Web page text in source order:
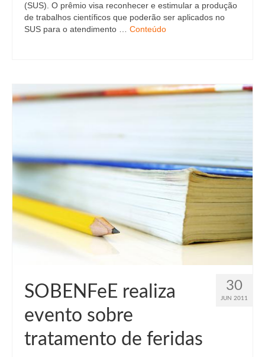
(SUS). O prêmio visa reconhecer e estimular a produção
de trabalhos científicos que poderão ser aplicados no
SUS para o atendimento … Conteúdo
30
JUN 2011
SOBENFeE realiza
evento sobre
tratamento de feridas